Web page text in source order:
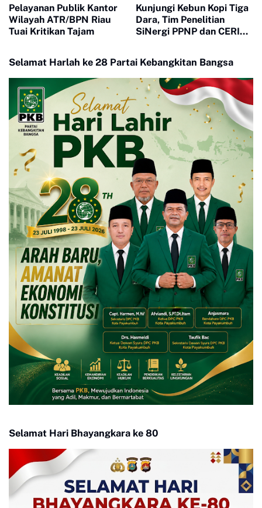
Pelayanan Publik Kantor
Wilayah ATR/BPN Riau
Tuai Kritikan Tajam
Kunjungi Kebun Kopi Tiga
Dara, Tim Penelitian
SiNergi PPNP dan CERI
Indonesia
Selamat Harlah ke 28 Partai Kebangkitan Bangsa
Selamat Hari Bhayangkara ke 80